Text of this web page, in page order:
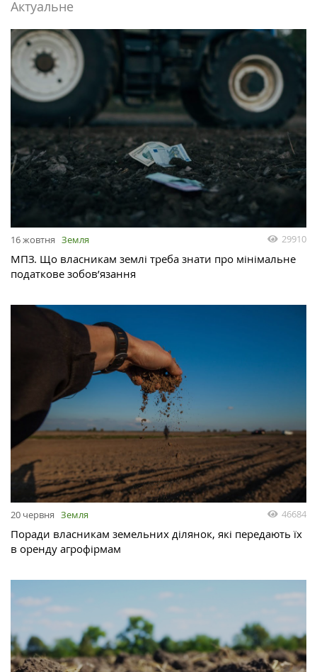
Актуальне
16 жовтня Земля 29910
МПЗ. Що власникам землі треба знати про мінімальне
податкове зобов’язання
20 червня Земля 46684
Поради власникам земельних ділянок, які передають їх
в оренду агрофірмам